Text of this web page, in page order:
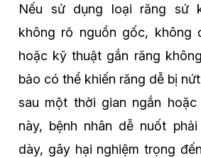
Nếu sử dụng loại răng sứ
không rõ nguồn gốc, không
hoặc kỹ thuật gắn răng
bảo có thể khiến răng dễ bị
sau một thời gian ngắn
này, bệnh nhân dễ nuốt
dày, gây hại nghiệm trọng